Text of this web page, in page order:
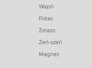
Wapń
Potas
Żelazo
Żeń-szeń
Magnez